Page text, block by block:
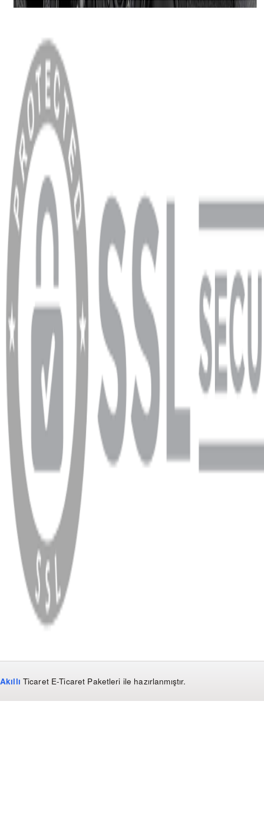
MENÜ
Anasayfa
Hakkımızda
Blog
MÜŞTERİ HİZMETLERİ
Hesabım
Sipariş Sorgulama
Banka Hesap Bilgileri
YARDIM VE DESTEK
Ödeme ve Teslimat Şartları
Garanti ve İade Şartları
info@dukkanhifi.com
0850 441 40 44
info@dukkanhifi.com 0850 441 40 44
Çalışma Saatleri: Pazartesi - Cuma 09:30 - 19:30, Cumartesi 10:00 - 18:00
WhatsApp Facebook
Copyright
2026 Dükkan Hifi
Akıllı Ticaret E-Ticaret Paketleri ile hazırlanmıştır.